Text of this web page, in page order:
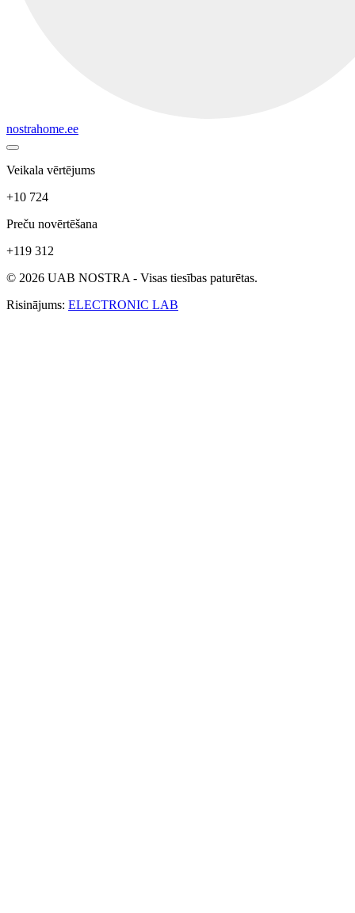
nostrahome.ee
Veikala vērtējums
+10 724
Preču novērtēšana
+119 312
© 2026 UAB NOSTRA - Visas tiesības paturētas.
Risinājums: ELECTRONIC LAB